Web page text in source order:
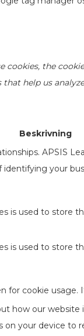
the
help us
Beskrivning
APSIS
your
is used to store
is used to
cookie usage.
how our website
your device to